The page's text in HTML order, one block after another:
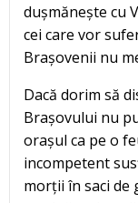
dușmănește cu
cei care vor
Brașovenii nu
Dacă dorim să
Brașovului nu
orașul ca pe o
incompetent
morții în saci de